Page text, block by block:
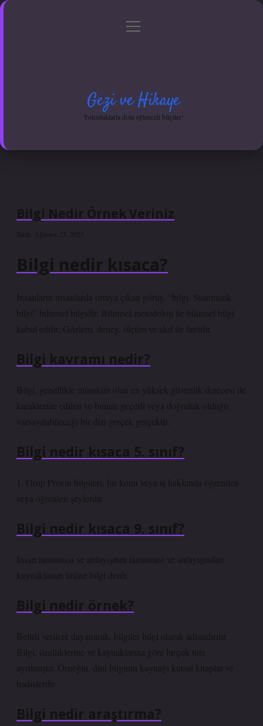
Gizlilik Politikası
menüyü
Gezi ve Hikaye
Yolculuklarla dolu eğlenceli bilgiler!
Bilgi Nedir Örnek Veriniz
Tarih: Ağustos 25, 2025
Bilgi nedir kısaca?
İnsanların insanlarda ortaya çıkan görüş, “bilgi. Sistematik
bilgi” bilimsel bilgidir. Bilimsel metodoloji ile bilimsel bilgi
kabul edilir; Gözlem, deney, ölçüm ve akıl ile üretilir.
Bilgi kavramı nedir?
Bilgi, genellikle mümkün olan en yüksek güvenlik derecesi ile
karakterize edilen ve bunun geçerli veya doğruluk olduğu
varsayılabileceği bir dizi gerçek gerçektir.
Bilgi nedir kısaca 5. sınıf?
1. Grup Provin bilgileri, bir konu veya iş hakkında öğrenilen
veya öğretilen şeylerdir.
Bilgi nedir kısaca 9. sınıf?
İnsan tanınması ve anlayışının tanınması ve anlayışından
kaynaklanan ürüne bilgi denir.
Bilgi nedir örnek?
Belirli verilere dayanarak, bilgiler bilgi olarak adlandırılır.
Bilgi, özelliklerine ve kaynaklarına göre birçok türe
ayrılmıştır. Örneğin, dini bilginin kaynağı kutsal kitaplar ve
hadislerdir.
Bilgi nedir araştırma?